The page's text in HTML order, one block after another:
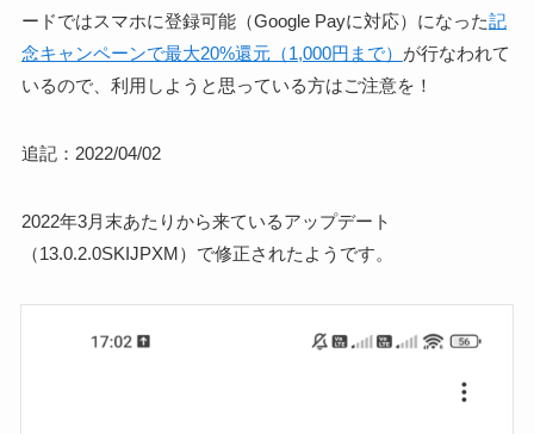
ードではスマホに登録可能（Google Payに対応）になった記
念キャンペーンで最大20%還元（1,000円まで） が行なわれて
いるので、利用しようと思っている方はご注意を！
追記：2022/04/02
2022年3月末あたりから来ているアップデート
（13.0.2.0SKIJPXM）で修正されたようです。